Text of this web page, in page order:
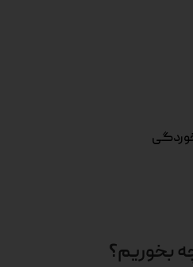
بخوریم؟